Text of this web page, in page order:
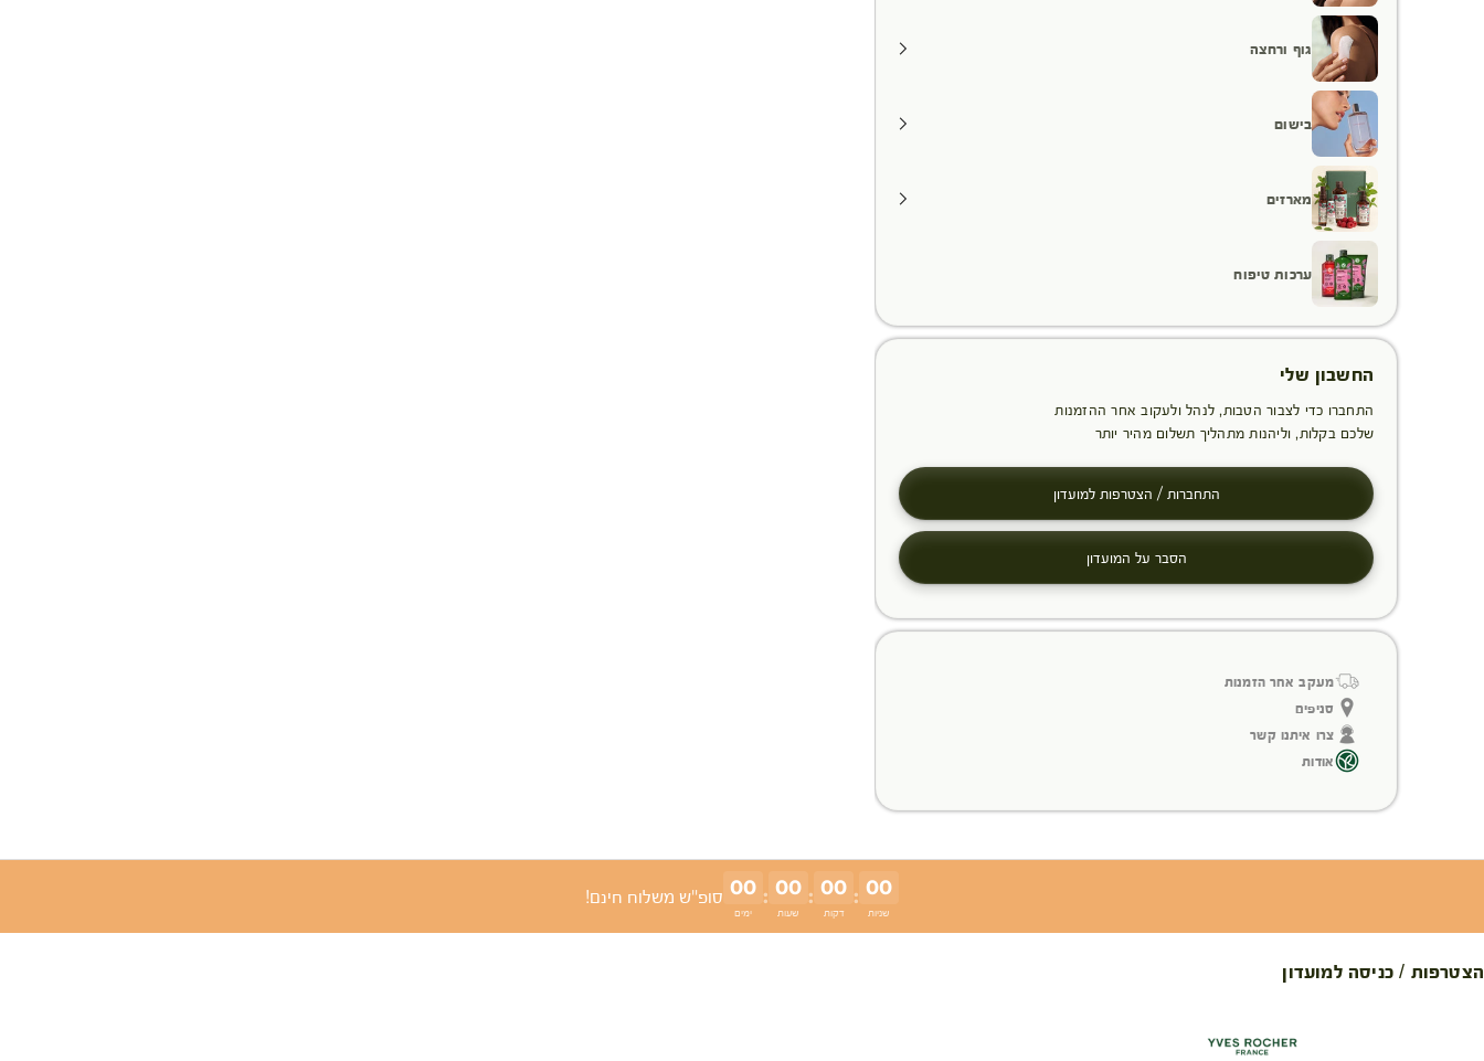
גוף ורחצה
בישום
מארזים
ערכות טיפוח
החשבון שלי
התחברו כדי לצבור הטבות, לנהל ולעקוב אחר ההזמנות
שלכם בקלות, וליהנות מתהליך תשלום מהיר יותר
התחברות / הצטרפות למועדון
הסבר על המועדון
מעקב אחר הזמנות
סניפים
צרו איתנו קשר
אודות
00
ימים
: 00
שעות
: 00
דקות
: 00
שניות
סופ"ש משלוח חינם!
הצטרפות / כניסה למועדון